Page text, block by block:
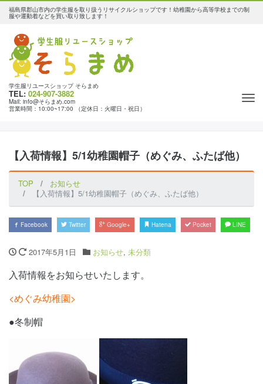
福島県郡山市内の学生服を取り扱うリサイクルショップです！幼稚園から高等学校までの制
服や運動着などを買い取り致します！
学生服リユースショップ そらまめ
TEL: 024-907-3882
Mail: info@そらまめ.com
営業時間：10:00~17:00 （定休日：火曜日・祝日）
【入荷情報】5/1幼稚園帽子（めぐみ、ふたば他）
TOP
お知らせ
【入荷情報】5/1幼稚園帽子（めぐみ、ふたば他）
Facebook Twitter Google+ Hatena Pocket LINE
2017年5月1日 お知らせ, 未分類
入荷情報をお知らせいたします。
<めぐみ幼稚園>
●冬制帽